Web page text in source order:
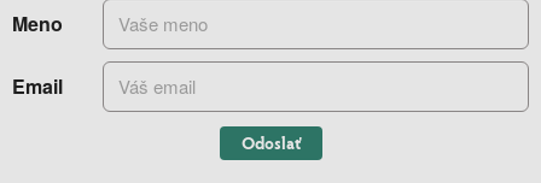
Meno
Email
Odoslať